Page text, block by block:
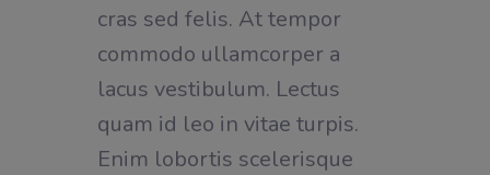
cras sed felis. At tempor
commodo ullamcorper a
lacus vestibulum. Lectus
quam id leo in vitae turpis.
Enim lobortis scelerisque